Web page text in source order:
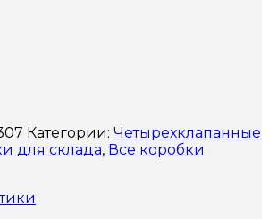
Категории: Четырехклапанные
для склада, Все коробки